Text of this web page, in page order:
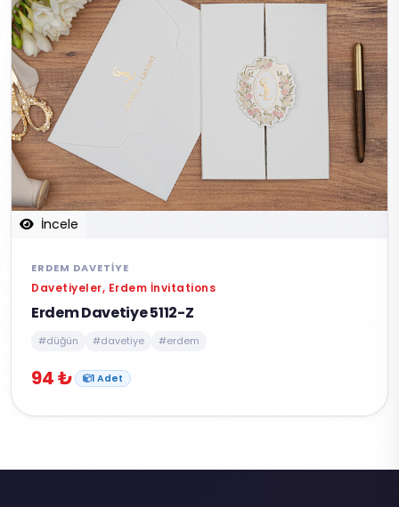
İncele
ERDEM DAVETIYE
Davetiyeler, Erdem İnvitations
Erdem Davetiye 5112-Z
#düğün #davetiye #erdem
94 ₺ 1 Adet